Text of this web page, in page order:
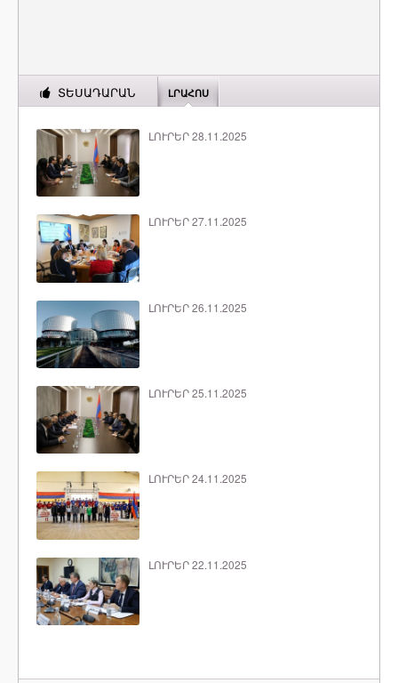
ՏԵՍԱԴԱՐԱՆ ԼՐԱՀՈՍ
ԼՈՒՐԵՐ 28.11.2025
ԼՈՒՐԵՐ 27.11.2025
ԼՈՒՐԵՐ 26.11.2025
ԼՈՒՐԵՐ 25.11.2025
ԼՈՒՐԵՐ 24.11.2025
ԼՈՒՐԵՐ 22.11.2025